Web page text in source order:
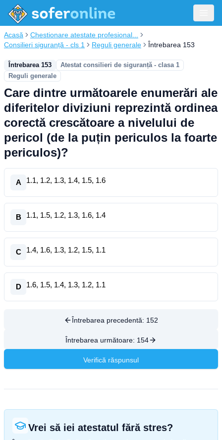
Acasă
Chestionare atestate profesional...
Consilieri siguranță - cls 1
Reguli generale Întrebarea 153
Întrebarea 153
Atestat consilieri de siguranță - clasa 1
Reguli generale
Care dintre următoarele enumerări ale
diferitelor diviziuni reprezintă ordinea
corectă crescătoare a nivelului de
pericol (de la puțin periculos la foarte
periculos)?
A 1.1, 1.2, 1.3, 1.4, 1.5, 1.6
B 1.1, 1.5, 1.2, 1.3, 1.6, 1.4
C 1.4, 1.6, 1.3, 1.2, 1.5, 1.1
D 1.6, 1.5, 1.4, 1.3, 1.2, 1.1
Întrebarea precedentă: 152
Întrebarea următoare: 154
Verifică răspunsul
Vrei să iei atestatul fără stres?